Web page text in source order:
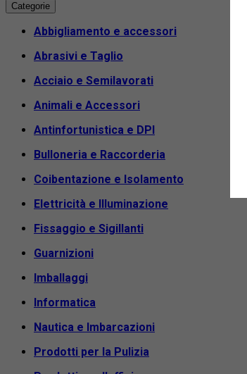
Categorie
Abbigliamento e accessori
Abrasivi e Taglio
Acciaio e Semilavorati
Animali e Accessori
Antinfortunistica e DPI
Bulloneria e Raccorderia
Coibentazione e Isolamento
Elettricità e Illuminazione
Fissaggio e Sigillanti
Guarnizioni
Imballaggi
Informatica
Nautica e Imbarcazioni
Prodotti per la Pulizia